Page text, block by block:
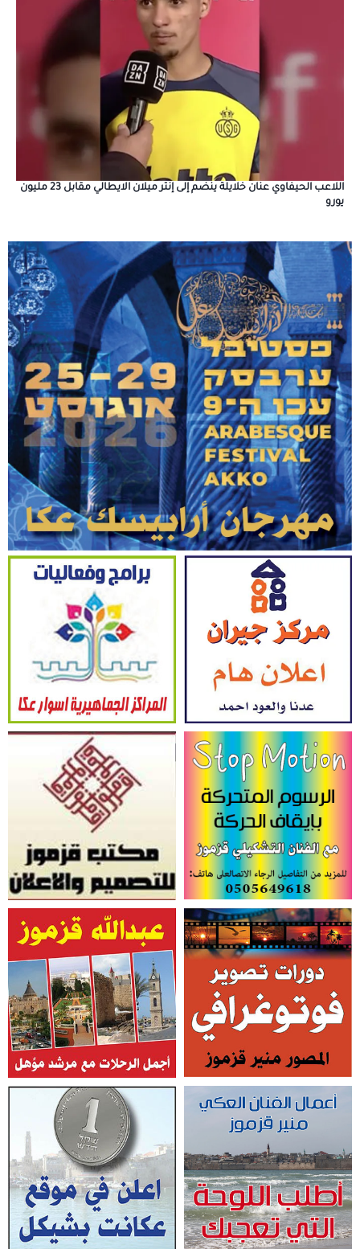
اللاعب الحيفاوي عنان خلايلة ينضم إلى إنتر ميلان الايطالي مقابل 23 مليون
يورو